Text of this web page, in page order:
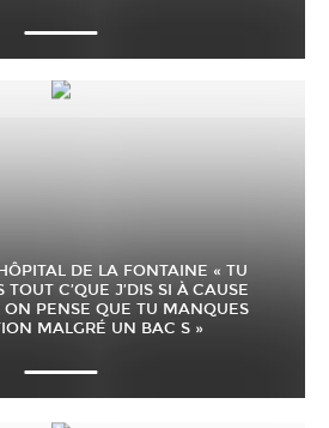
DE LA FONTAINE « TU
C’QUE J’DIS SI À CAUSE
ON PENSE QUE TU MANQUES
MALGRÉ UN BAC S »